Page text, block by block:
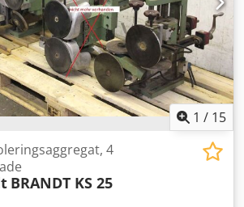
1 / 15
4
BRANDT KS 25